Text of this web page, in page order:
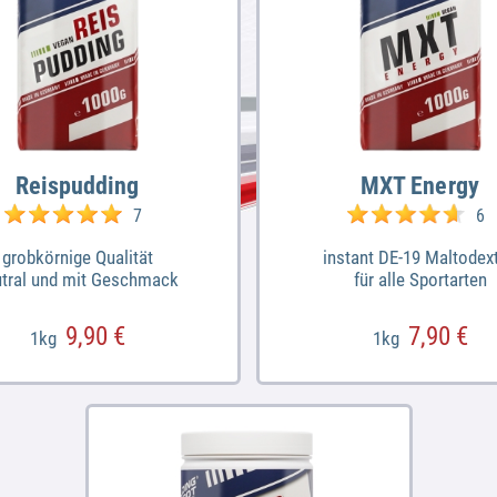
Reispudding
7
grobkörnige Qualität
und mit Geschmack
1kg 9,90 €
MXT Energy
6
instant DE-19
für alle Sportarten
1kg 7,90 €